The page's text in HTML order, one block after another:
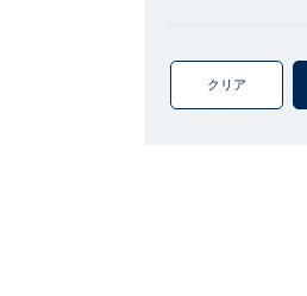
クリア